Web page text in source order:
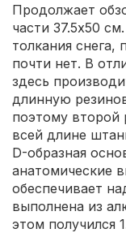
Продолжает
части 37.5х50
толкания снега,
почти нет. В
здесь
длинную
поэтому второй
всей длине
D-образная
анатомические
обеспечивает
выполнена из
этом получился